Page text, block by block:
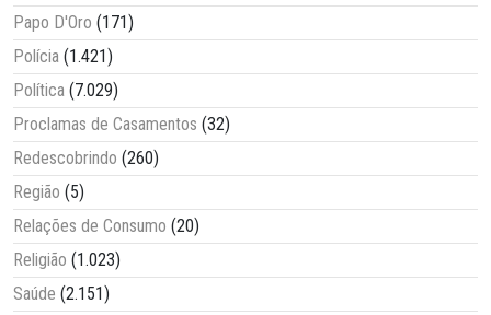
Papo D'Oro (171)
Polícia (1.421)
Política (7.029)
Proclamas de Casamentos (32)
Redescobrindo (260)
Região (5)
Relações de Consumo (20)
Religião (1.023)
Saúde (2.151)